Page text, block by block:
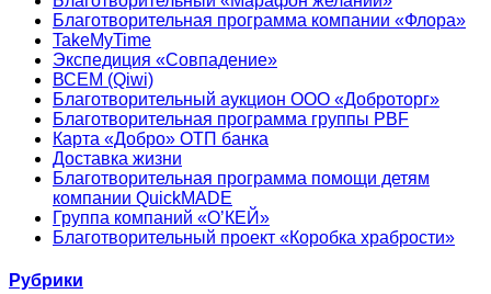
Благотворительная программа компании «Флора»
TakeMyTime
Экспедиция «Совпадение»
ВСЕМ (Qiwi)
Благотворительный аукцион ООО «Доброторг»
Благотворительная программа группы PBF
Карта «Добро» ОТП банка
Доставка жизни
Благотворительная программа помощи детям
компании QuickMADE
Группа компаний «О’КЕЙ»
Благотворительный проект «Коробка храбрости»
Рубрики